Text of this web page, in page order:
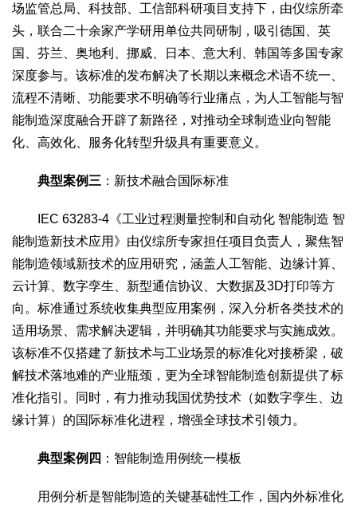
场监管总局、科技部、工信部科研项目支持下，由仪综所牵
头，联合二十余家产学研用单位共同研制，吸引德国、英
国、芬兰、奥地利、挪威、日本、意大利、韩国等多国专家
深度参与。该标准的发布解决了长期以来概念术语不统一、
流程不清晰、功能要求不明确等行业痛点，为人工智能与智
能制造深度融合开辟了新路径，对推动全球制造业向智能
化、高效化、服务化转型升级具有重要意义。
典型案例三 ：新技术融合国际标准
IEC 63283-4《工业过程测量控制和自动化 智能制造 智
能制造新技术应用》由仪综所专家担任项目负责人，聚焦智
能制造领域新技术的应用研究，涵盖人工智能、边缘计算、
云计算、数字孪生、新型通信协议、大数据及3D打印等方
向。标准通过系统收集典型应用案例，深入分析各类技术的
适用场景、需求解决逻辑，并明确其功能要求与实施成效。
该标准不仅搭建了新技术与工业场景的标准化对接桥梁，破
解技术落地难的产业瓶颈，更为全球智能制造创新提供了标
准化指引。同时，有力推动我国优势技术（如数字孪生、边
缘计算）的国际标准化进程，增强全球技术引领力。
典型案例四 ：智能制造用例统一模板
用例分析是智能制造的关键基础性工作，国内外标准化